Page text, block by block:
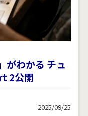
がわかる チュ
2公開
2025/09/25